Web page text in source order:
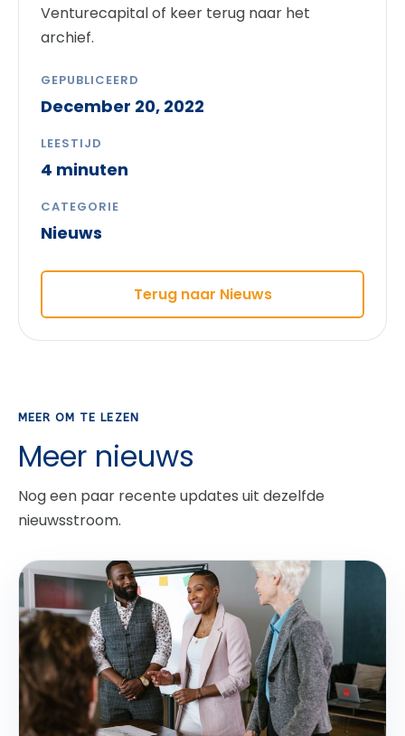
Venturecapital of keer terug naar het
archief.
GEPUBLICEERD
December 20, 2022
LEESTIJD
4 minuten
CATEGORIE
Nieuws
Terug naar Nieuws
MEER OM TE LEZEN
Meer nieuws
Nog een paar recente updates uit dezelfde
nieuwsstroom.